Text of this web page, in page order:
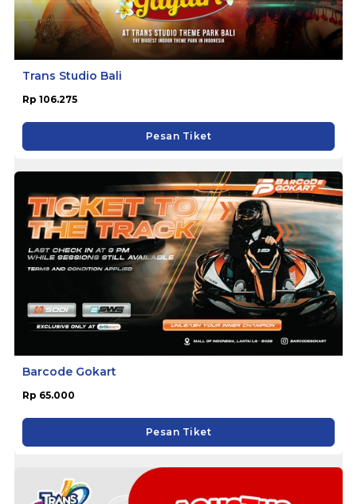
Trans Studio Bali
Rp 106.275
Pesan Tiket
Barcode Gokart
Rp 65.000
Pesan Tiket